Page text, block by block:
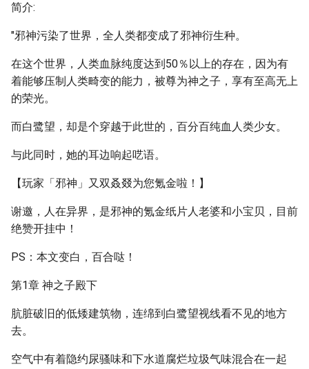
简介:
"邪神污染了世界，全人类都变成了邪神衍生种。
在这个世界，人类血脉纯度达到50％以上的存在，因为有
着能够压制人类畸变的能力，被尊为神之子，享有至高无上
的荣光。
而白鹭望，却是个穿越于此世的，百分百纯血人类少女。
与此同时，她的耳边响起呓语。
【玩家「邪神」又双叒叕为您氪金啦！】
谢邀，人在异界，是邪神的氪金纸片人老婆和小宝贝，目前
绝赞开挂中！
PS：本文变白，百合哒！
第1章 神之子殿下
肮脏破旧的低矮建筑物，连绵到白鹭望视线看不见的地方
去。
空气中有着隐约尿骚味和下水道腐烂垃圾气味混合在一起